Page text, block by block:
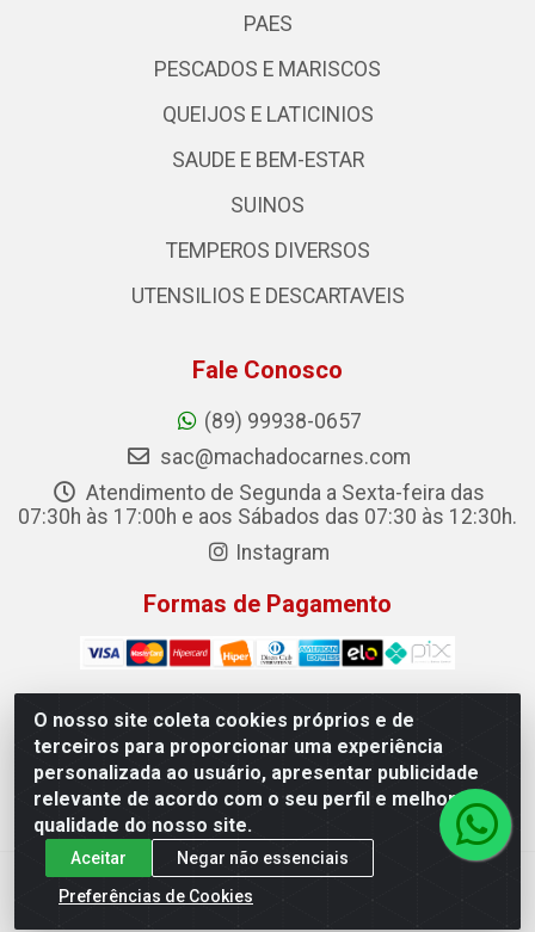
O nosso site coleta cookies próprios e de
terceiros para proporcionar uma experiência
personalizada ao usuário, apresentar publicidade
relevante de acordo com o seu perfil e melhorar a
qualidade do nosso site.
Aceitar
Negar não essenciais
Preferências de Cookies
PAES
PESCADOS E MARISCOS
QUEIJOS E LATICINIOS
SAUDE E BEM-ESTAR
SUINOS
TEMPEROS DIVERSOS
UTENSILIOS E DESCARTAVEIS
Fale Conosco
(89) 99938-0657
sac@machadocarnes.com
Atendimento de Segunda a Sexta-feira das
07:30h às 17:00h e aos Sábados das 07:30 às 12:30h.
Instagram
Formas de Pagamento
Machado Carnes Distribuidora de Alimentos LTDA -
Logradouro: Avenida Candido Aleixo, 148 - Centro - Oeiras/PI
- CEP 64.500-000 - 31.391.008/0001-50